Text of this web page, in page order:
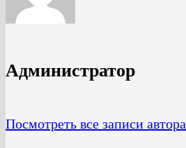
Администратор
Посмотреть все записи